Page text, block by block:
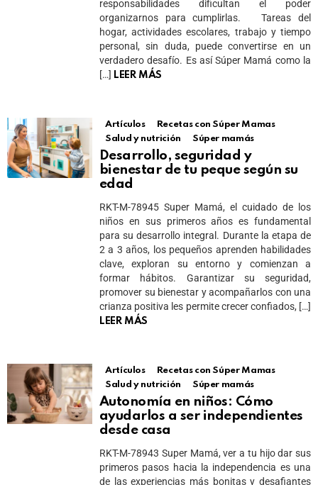
responsabilidades dificultan el poder
organizarnos para cumplirlas. Tareas del
hogar, actividades escolares, trabajo y tiempo
personal, sin duda, puede convertirse en un
verdadero desafío. Es así Súper Mamá como la
[…] LEER MÁS
Artículos
Recetas con Súper Mamas
Salud y nutrición
Súper mamás
Desarrollo, seguridad y
bienestar de tu peque según su
edad
RKT-M-78945 Super Mamá, el cuidado de los
niños en sus primeros años es fundamental
para su desarrollo integral. Durante la etapa de
2 a 3 años, los pequeños aprenden habilidades
clave, exploran su entorno y comienzan a
formar hábitos. Garantizar su seguridad,
promover su bienestar y acompañarlos con una
crianza positiva les permite crecer confiados, […]
LEER MÁS
Artículos
Recetas con Súper Mamas
Salud y nutrición
Súper mamás
Autonomía en niños: Cómo
ayudarlos a ser independientes
desde casa
RKT-M-78943 Super Mamá, ver a tu hijo dar sus
primeros pasos hacia la independencia es una
de las experiencias más bonitas y desafiantes